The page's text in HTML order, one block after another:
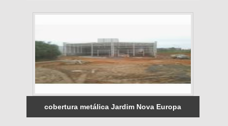
cobertura metálica Jardim Nova Europa